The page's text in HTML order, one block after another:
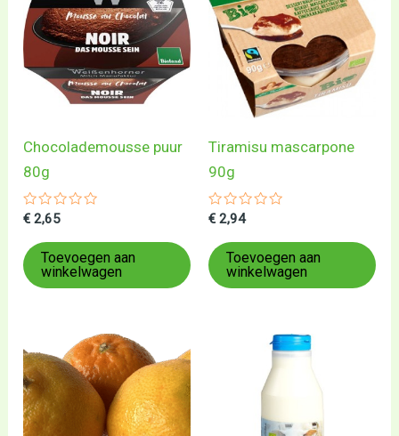
Chocolademousse puur
80g
Gewaardeerd
uit
5
€ 2,65
Toevoegen aan
winkelwagen
Tiramisu mascarpone
90g
Gewaardeerd
uit
5
€ 2,94
Toevoegen aan
winkelwagen